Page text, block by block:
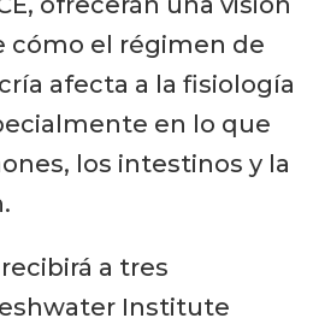
cómo el régimen de
afecta a la fisiología
en lo que
los intestinos y la
a tres
Institute